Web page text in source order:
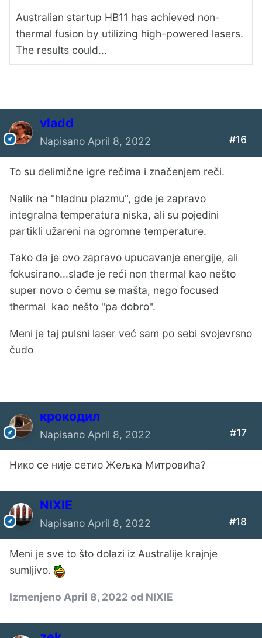
Australian startup HB11 has achieved non-
thermal fusion by utilizing high-powered lasers.
The results could...
vladd
Napisano April 8, 2022 #16
To su delimične igre rečima i značenjem reči.
Nalik na "hladnu plazmu", gde je zapravo
integralna temperatura niska, ali su pojedini
partikli užareni na ogromne temperature.
Tako da je ovo zapravo upucavanje energije, ali
fokusirano...slađe je reći non thermal kao nešto
super novo o čemu se mašta, nego focused
thermal kao nešto "pa dobro".
Meni je taj pulsni laser već sam po sebi svojevrsno
čudo
крокодил
Napisano April 8, 2022 #17
Нико се није сетио Жељка Митровића?
NIXIE
Napisano April 8, 2022 #18
Meni je sve to što dolazi iz Australije krajnje
sumljivo.
Izmenjeno April 8, 2022 od NIXIE